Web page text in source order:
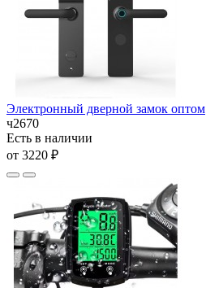
Электронный дверной замок оптом
ч2670
Есть в наличии
от 3220 ₽